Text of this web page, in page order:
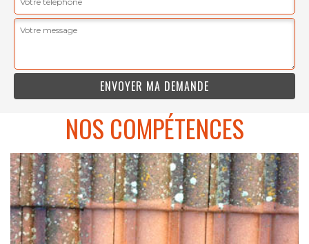
NOS COMPÉTENCES